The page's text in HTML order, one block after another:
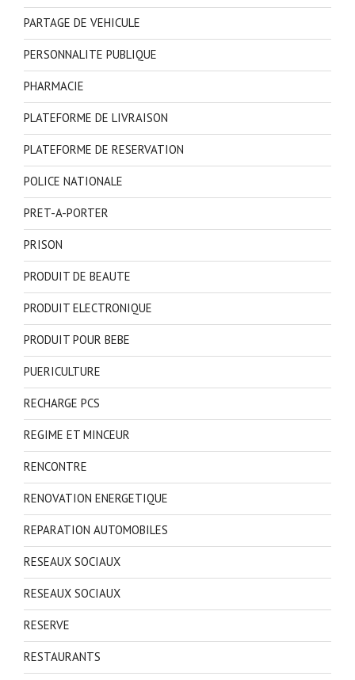
PARTAGE DE VEHICULE
PERSONNALITE PUBLIQUE
PHARMACIE
PLATEFORME DE LIVRAISON
PLATEFORME DE RESERVATION
POLICE NATIONALE
PRET-A-PORTER
PRISON
PRODUIT DE BEAUTE
PRODUIT ELECTRONIQUE
PRODUIT POUR BEBE
PUERICULTURE
RECHARGE PCS
REGIME ET MINCEUR
RENCONTRE
RENOVATION ENERGETIQUE
REPARATION AUTOMOBILES
RESEAUX SOCIAUX
RESEAUX SOCIAUX
RESERVE
RESTAURANTS